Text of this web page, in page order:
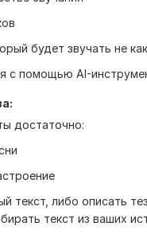
будет звучать не
с помощью AI-
достаточно:
текст, либо описать
текст из ваших